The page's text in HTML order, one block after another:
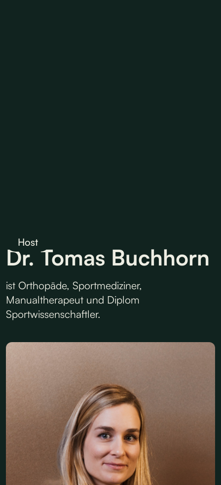
Host
Dr. Tomas Buchhorn
ist Orthopäde, Sportmediziner,
Manualtherapeut und Diplom
Sportwissenschaftler.